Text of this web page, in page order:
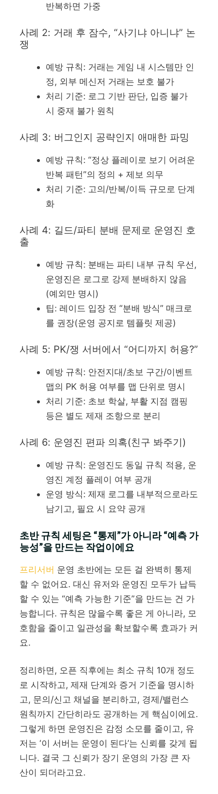
반복하면 가중
사례 2: 거래 후 잠수, “사기냐 아니냐” 논
쟁
예방 규칙: 거래는 게임 내 시스템만 인
정, 외부 메신저 거래는 보호 불가
처리 기준: 로그 기반 판단, 입증 불가
시 중재 불가 원칙
사례 3: 버그인지 공략인지 애매한 파밍
예방 규칙: “정상 플레이로 보기 어려운
반복 패턴”의 정의 + 제보 의무
처리 기준: 고의/반복/이득 규모로 단계
화
사례 4: 길드/파티 분배 문제로 운영진 호
출
예방 규칙: 분배는 파티 내부 규칙 우선,
운영진은 로그로 강제 분배하지 않음
(예외만 명시)
팁: 레이드 입장 전 “분배 방식” 매크로
를 권장(운영 공지로 템플릿 제공)
사례 5: PK/쟁 서버에서 “어디까지 허용?”
예방 규칙: 안전지대/초보 구간/이벤트
맵의 PK 허용 여부를 맵 단위로 명시
처리 기준: 초보 학살, 부활 지점 캠핑
등은 별도 제재 조항으로 분리
사례 6: 운영진 편파 의혹(친구 봐주기)
예방 규칙: 운영진도 동일 규칙 적용, 운
영진 계정 플레이 여부 공개
운영 방식: 제재 로그를 내부적으로라도
남기고, 필요 시 요약 공개
초반 규칙 세팅은 “통제”가 아니라 “예측 가
능성”을 만드는 작업이에요
프리서버 운영 초반에는 모든 걸 완벽히 통제
할 수 없어요. 대신 유저와 운영진 모두가 납득
할 수 있는 “예측 가능한 기준”을 만드는 건 가
능합니다. 규칙은 많을수록 좋은 게 아니라, 모
호함을 줄이고 일관성을 확보할수록 효과가 커
요.
정리하면, 오픈 직후에는 최소 규칙 10개 정도
로 시작하고, 제재 단계와 증거 기준을 명시하
고, 문의/신고 채널을 분리하고, 경제/밸런스
원칙까지 간단히라도 공개하는 게 핵심이에요.
그렇게 하면 운영진은 감정 소모를 줄이고, 유
저는 ‘이 서버는 운영이 된다’는 신뢰를 갖게 됩
니다. 결국 그 신뢰가 장기 운영의 가장 큰 자
산이 되더라고요.